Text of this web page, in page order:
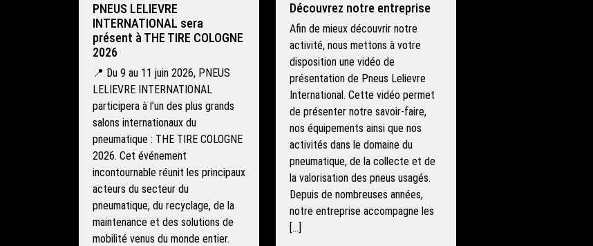
PNEUS LELIEVRE
INTERNATIONAL sera
présent à THE TIRE COLOGNE
2026
📍 Du 9 au 11 juin 2026, PNEUS
LELIEVRE INTERNATIONAL
participera à l’un des plus grands
salons internationaux du
pneumatique : THE TIRE COLOGNE
2026. Cet événement
incontournable réunit les principaux
acteurs du secteur du
pneumatique, du recyclage, de la
maintenance et des solutions de
mobilité venus du monde entier.
Découvrez notre entreprise
Afin de mieux découvrir notre
activité, nous mettons à votre
disposition une vidéo de
présentation de Pneus Lelievre
International. Cette vidéo permet
de présenter notre savoir-faire,
nos équipements ainsi que nos
activités dans le domaine du
pneumatique, de la collecte et de
la valorisation des pneus usagés.
Depuis de nombreuses années,
notre entreprise accompagne les
[…]